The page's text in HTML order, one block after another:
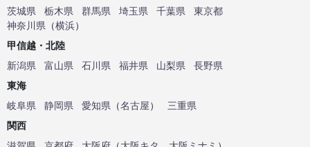
茨城県
栃木県 群馬県 埼玉県 千葉県
東京都
神奈川県 （横浜）
甲信越・北陸
新潟県
富山県 石川県 福井県 山梨県
長野県
東海
岐阜県
静岡県 愛知県 （名古屋）
三重県
関西